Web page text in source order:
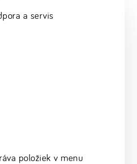
a servis
položiek v menu